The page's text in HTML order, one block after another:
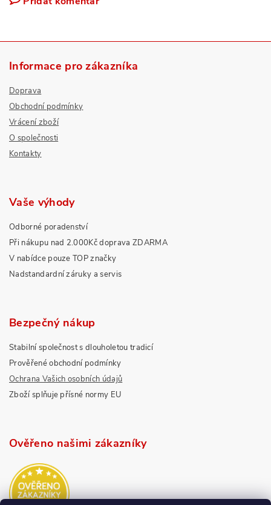
Informace pro zákazníka
Doprava
Obchodní podmínky
Vrácení zboží
O společnosti
Kontakty
Vaše výhody
Odborné poradenství
Při nákupu nad 2.000Kč doprava ZDARMA
V nabídce pouze TOP značky
Nadstandardní záruky a servis
Bezpečný nákup
Stabilní společnost s dlouholetou tradicí
Prověřené obchodní podmínky
Ochrana Vašich osobních údajů
Zboží splňuje přísné normy EU
Ověřeno našimi zákazníky